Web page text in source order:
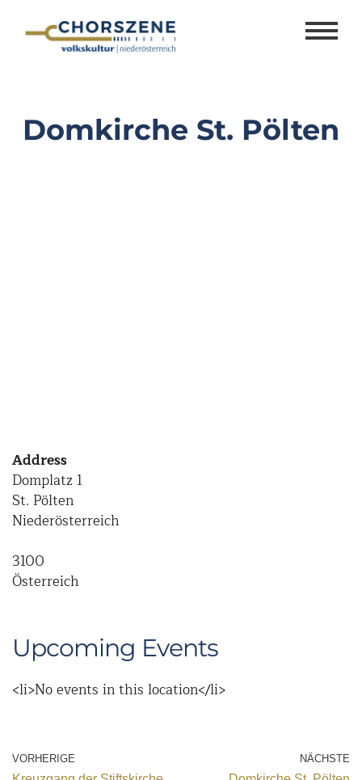
Domkirche St. Pölten
Address
Domplatz 1
St. Pölten
Niederösterreich
3100
Österreich
Upcoming Events
<li>No events in this location</li>
VORHERIGE NÄCHSTE